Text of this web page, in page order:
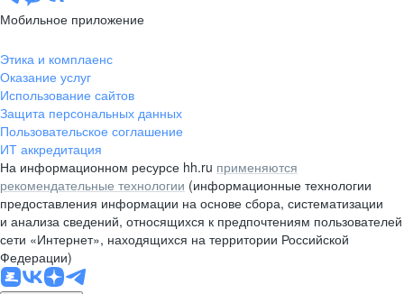
Мобильное приложение
Этика и комплаенс
Оказание услуг
Использование сайтов
Защита персональных данных
Пользовательское соглашение
ИТ аккредитация
На информационном ресурсе hh.ru применяются
рекомендательные технологии (информационные технологии
предоставления информации на основе сбора, систематизации
и анализа сведений, относящихся к предпочтениям пользователей
сети «Интернет», находящихся на территории Российской
Федерации)